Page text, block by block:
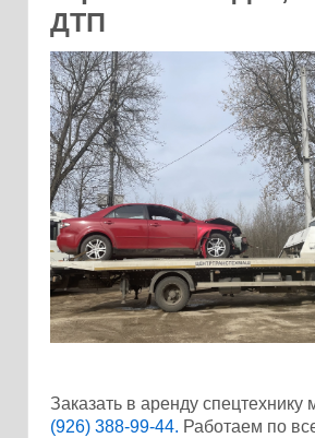
ДТП
Заказать в аренду спецтехнику
(926) 388-99-44. Работаем по